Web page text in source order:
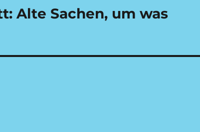
Alte Sachen, um was